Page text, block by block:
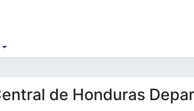
de Honduras